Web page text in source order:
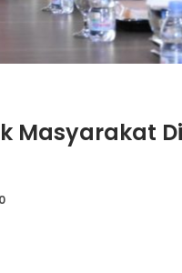
Masyarakat